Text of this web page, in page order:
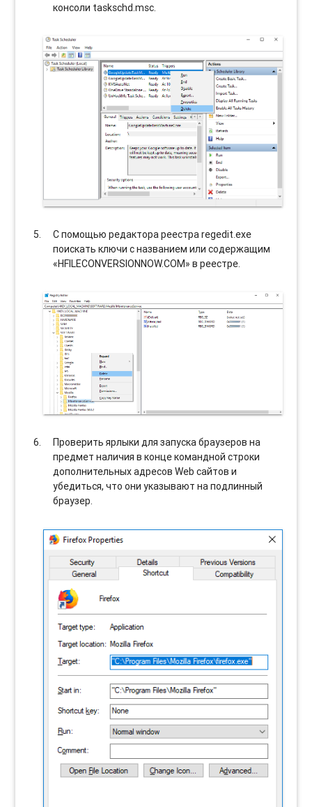
консоли taskschd.msc.
С помощью редактора реестра regedit.exe
поискать ключи с названием или содержащим
«HFILECONVERSIONNOW.COM» в реестре.
Проверить ярлыки для запуска браузеров на
предмет наличия в конце командной строки
дополнительных адресов Web сайтов и
убедиться, что они указывают на подлинный
браузер.